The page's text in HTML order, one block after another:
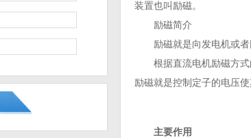
装置也叫励磁。
励磁简介
励磁就是向发电机或者
根据直流电机励磁方式
励磁就是控制定子的电压
主要作用